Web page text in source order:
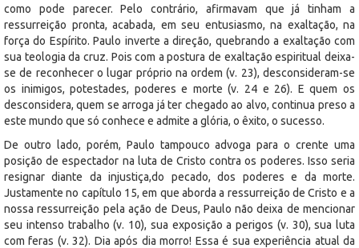
como pode parecer. Pelo contrário, afirmavam que já tinham a
ressurreição pronta, acabada, em seu entusiasmo, na exaltação, na
força do Espírito. Paulo inverte a direção, quebrando a exaltação com
sua teologia da cruz. Pois com a postura de exaltação espiritual deixa-
se de reconhecer o lugar próprio na ordem (v. 23), desconsideram-se
os inimigos, potestades, poderes e morte (v. 24 e 26). E quem os
desconsidera, quem se arroga já ter chegado ao alvo, continua preso a
este mundo que só conhece e admite a glória, o êxito, o sucesso.
De outro lado, porém, Paulo tampouco advoga para o crente uma
posição de espectador na luta de Cristo contra os poderes. Isso seria
resignar diante da injustiça,do pecado, dos poderes e da morte.
Justamente no capítulo 15, em que aborda a ressurreição de Cristo e a
nossa ressurreição pela ação de Deus, Paulo não deixa de mencionar
seu intenso trabalho (v. 10), sua exposição a perigos (v. 30), sua luta
com feras (v. 32). Dia após dia morro! Essa é sua experiência atual da